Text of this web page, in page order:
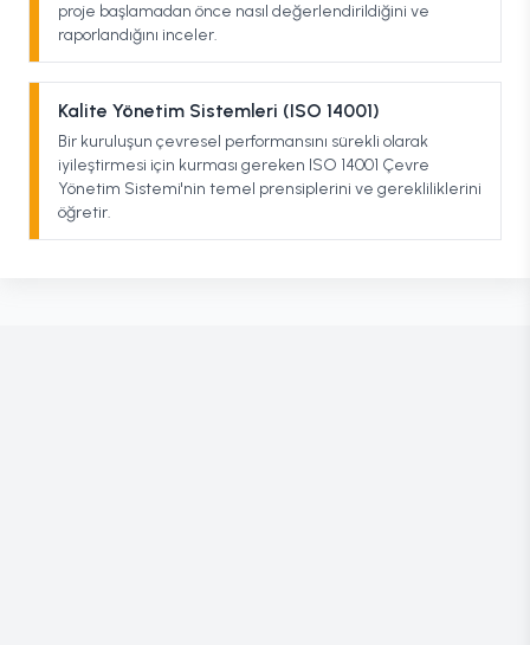
proje başlamadan önce nasıl değerlendirildiğini ve
raporlandığını inceler.
Kalite Yönetim Sistemleri (ISO 14001)
Bir kuruluşun çevresel performansını sürekli olarak
iyileştirmesi için kurması gereken ISO 14001 Çevre
Yönetim Sistemi'nin temel prensiplerini ve gerekliliklerini
öğretir.